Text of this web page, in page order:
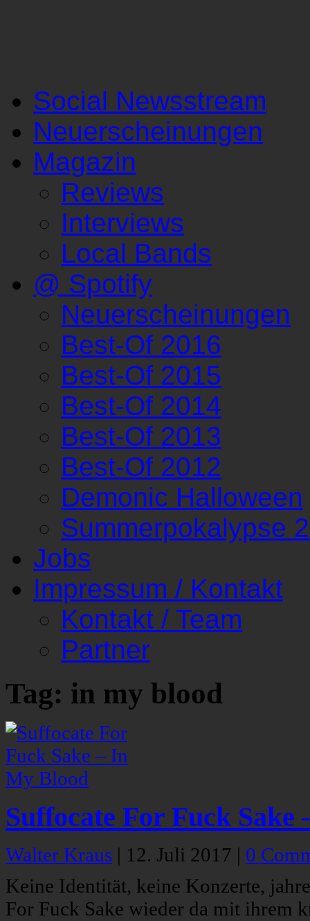
Social Newsstream
Neuerscheinungen
Magazin
Reviews
Interviews
Local Bands
@ Spotify
Neuerscheinungen
Best-Of 2016
Best-Of 2015
Best-Of 2014
Best-Of 2013
Best-Of 2012
Demonic Halloween
Summerpokalypse
Jobs
Impressum / Kontakt
Kontakt / Team
Partner
Tag: in my blood
Suffocate For Fuck
Walter Kraus | 12. Juli 2017 | 0
Keine Identität, keine Konzerte,
For Fuck Sake wieder da mit ihrem